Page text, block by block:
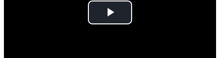
Play